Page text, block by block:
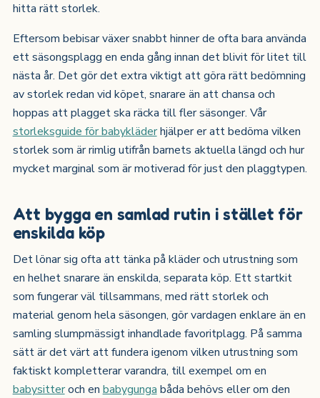
hitta rätt storlek.
Eftersom bebisar växer snabbt hinner de ofta bara använda
ett säsongsplagg en enda gång innan det blivit för litet till
nästa år. Det gör det extra viktigt att göra rätt bedömning
av storlek redan vid köpet, snarare än att chansa och
hoppas att plagget ska räcka till fler säsonger. Vår
storleksguide för babykläderhjälper er att bedöma vilken
storlek som är rimlig utifrån barnets aktuella längd och hur
mycket marginal som är motiverad för just den plaggtypen.
Att bygga en samlad rutin i stället för
enskilda köp
Det lönar sig ofta att tänka på kläder och utrustning som
en helhet snarare än enskilda, separata köp. Ett startkit
som fungerar väl tillsammans, med rätt storlek och
material genom hela säsongen, gör vardagen enklare än en
samling slumpmässigt inhandlade favoritplagg. På samma
sätt är det värt att fundera igenom vilken utrustning som
faktiskt kompletterar varandra, till exempel om en
babysitteroch en babygunga båda behövs eller om den